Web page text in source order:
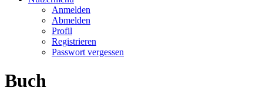
Anmelden
Abmelden
Profil
Registrieren
Passwort vergessen
Buch